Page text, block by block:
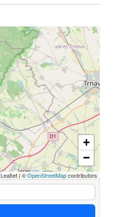
+
−
Leaflet|©OpenStreetMapcontributors